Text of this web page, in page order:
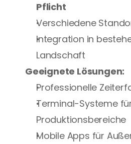
Pflicht
Verschiedene
Integration in
Landschaft
Geeignete Lösungen:
Professionelle
Terminal-Systeme
Produktionsbereiche
Mobile Apps für